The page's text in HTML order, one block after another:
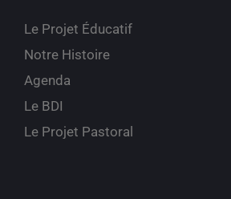
Le Projet Éducatif
Notre Histoire
Agenda
Le BDI
Le Projet Pastoral